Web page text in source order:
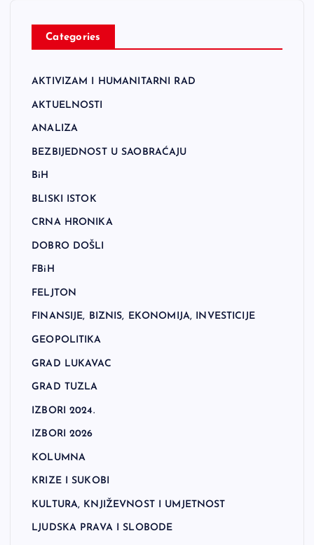
Categories
AKTIVIZAM I HUMANITARNI RAD
AKTUELNOSTI
ANALIZA
BEZBIJEDNOST U SAOBRAĆAJU
BiH
BLISKI ISTOK
CRNA HRONIKA
DOBRO DOŠLI
FBiH
FELJTON
FINANSIJE, BIZNIS, EKONOMIJA, INVESTICIJE
GEOPOLITIKA
GRAD LUKAVAC
GRAD TUZLA
IZBORI 2024.
IZBORI 2026
KOLUMNA
KRIZE I SUKOBI
KULTURA, KNJIŽEVNOST I UMJETNOST
LJUDSKA PRAVA I SLOBODE